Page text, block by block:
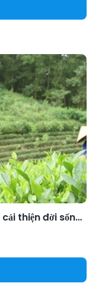
Cây trồng chủ lực giúp cải thiện đời sống người nghèo